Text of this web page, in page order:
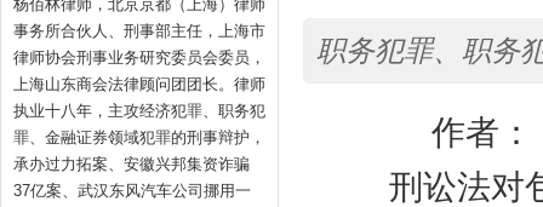
杨佰林律师，北京京都（上海）律师
事务所合伙人、刑事部主任，上海市
律师协会刑事业务研究委员会委员，
上海山东商会法律顾问团团长。律师
执业十八年，主攻经济犯罪、职务犯
罪、金融证券领域犯罪的刑事辩护，
承办过力拓案、安徽兴邦集资诈骗
37亿案、武汉东风汽车公司挪用一
职务犯罪、职务
作者：
刑讼法对